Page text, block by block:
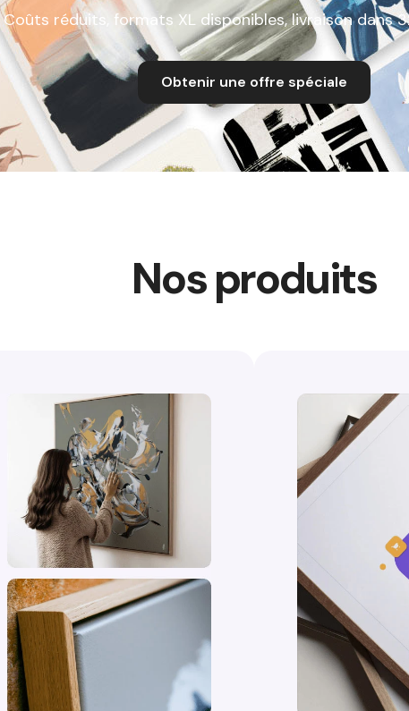
réduits, formats XL disponibles, livraison dans
Obtenir une offre spéciale
Nos produits